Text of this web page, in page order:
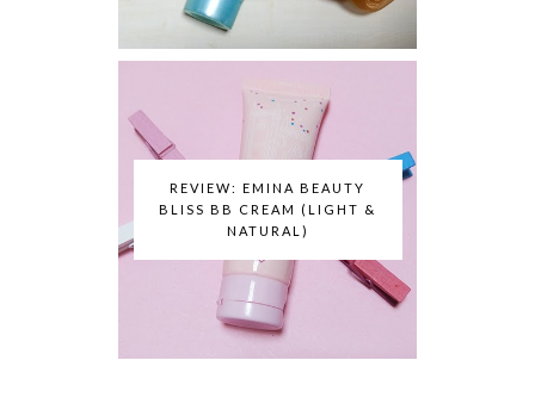
REVIEW: EMINA BEAUTY
BLISS BB CREAM (LIGHT &
NATURAL)